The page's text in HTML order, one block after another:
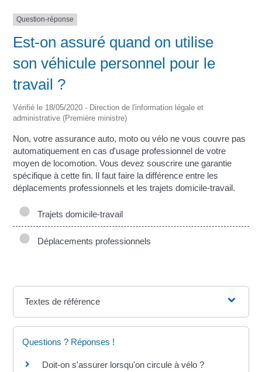
Question-réponse
Est-on assuré quand on utilise
son véhicule personnel pour le
travail ?
Vérifié le 18/05/2020 - Direction de l'information légale et
administrative (Première ministre)
Non, votre assurance auto, moto ou vélo ne vous couvre pas
automatiquement en cas d'usage professionnel de votre
moyen de locomotion. Vous devez souscrire une garantie
spécifique à cette fin. Il faut faire la différence entre les
déplacements professionnels et les trajets domicile-travail.
Trajets domicile-travail
Déplacements professionnels
Textes de référence
Questions ? Réponses !
Doit-on s'assurer lorsqu'on circule à vélo ?